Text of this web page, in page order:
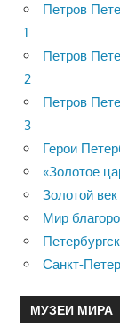
Петров
1
Петров
2
Петров
3
Герои
«Золотое
Золотой
Мир
Санкт-
МУЗЕИ МИРА